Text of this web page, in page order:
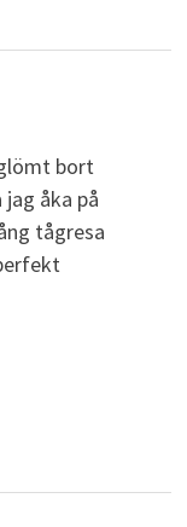
bort
jag åka på
tågresa